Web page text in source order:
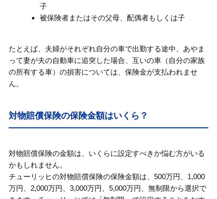
子
被保険者またはその父母、配偶者もしくは子
たとえば、夫婦がそれぞれ自分の車で出勤する途中、あやま
って妻が夫の自動車に追突した場合、互いの車（自分の家族
の所有する車）の損害については、保険金が支払われませ
ん。
対物賠償保険の保険金額はいくら？
対物賠償保険の金額は、いくらに設定すべきか悩む方がいる
かもしれません。
チューリッヒの対物賠償保険の保険金額は、500万円、1,000
万円、2,000万円、3,000万円、5,000万円、無制限から選択で